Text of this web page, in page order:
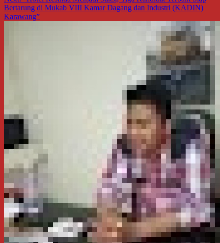
Bertarung di Mukab VIII Kamar Dagang dan Industri (KADIN)
Karawang”